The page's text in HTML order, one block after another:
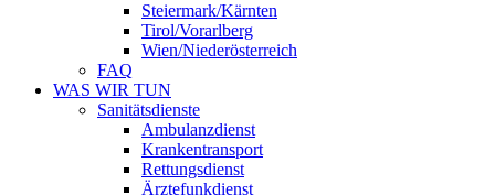
Steiermark/Kärnten
Tirol/Vorarlberg
Wien/Niederösterreich
FAQ
WAS WIR TUN
Sanitätsdienste
Ambulanzdienst
Krankentransport
Rettungsdienst
Ärztefunkdienst